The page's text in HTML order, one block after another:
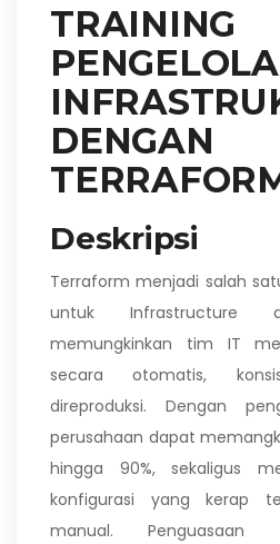
TRAINING
DENGAN
Deskripsi
Terraform menjadi salah
untuk
memungkinkan tim IT
secara otomatis,
direproduksi. Dengan
perusahaan dapat
hingga 90%, sekaligus
konfigurasi yang kerap
manual. Penguasaan